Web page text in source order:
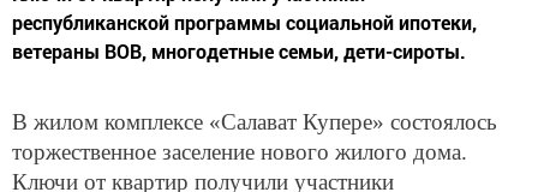
республиканской программы социальной ипотеки,
ветераны ВОВ, многодетные семьи, дети-сироты.
В жилом комплексе «Салават Купере» состоялось
торжественное заселение нового жилого дома.
Ключи от квартир получили участники